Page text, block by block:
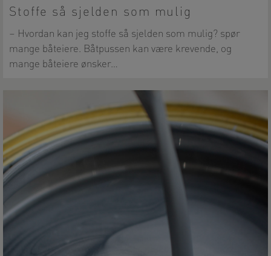
Stoffe så sjelden som mulig
– Hvordan kan jeg stoffe så sjelden som mulig? spør
mange båteiere. Båtpussen kan være krevende, og
mange båteiere ønsker…